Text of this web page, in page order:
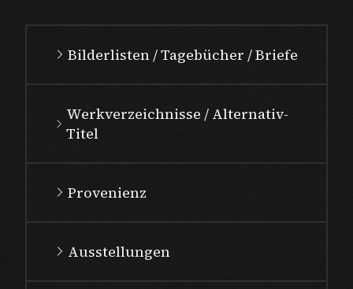
Bilderlisten / Tagebücher / Briefe
Werkverzeichnisse / Alternativ-
Titel
Provenienz
Ausstellungen